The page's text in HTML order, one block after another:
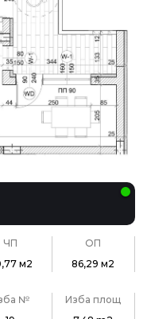
ЧП
м2
ОП
86,29 м2
№
Изба площ